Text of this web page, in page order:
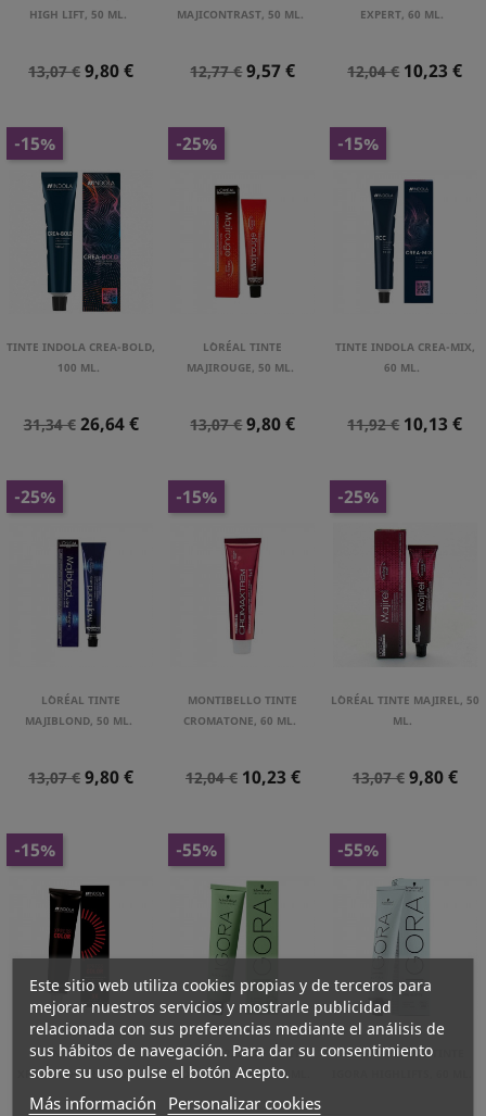
HIGH LIFT, 50 ML.
Precio
13,07 € Precio
9,80 €
MAJICONTRAST, 50 ML.
Precio
12,77 €Precio
9,57 €
EXPERT, 60 ML.
Precio
12,04 € Precio
10,23 €
TINTE INDOLA CREA-BOLD,
100 ML.
Precio
31,34 € Precio
26,64 €
-15%
L´ORÉAL TINTE
MAJIROUGE, 50 ML.
Precio
13,07 €Precio
9,80 €
-25%
TINTE INDOLA CREA-MIX,
60 ML.
Precio
11,92 € Precio
10,13 €
-15%
L´ORÉAL TINTE
MAJIBLOND, 50 ML.
Precio
13,07 € Precio
9,80 €
-25%
MONTIBELLO TINTE
CROMATONE, 60 ML.
Precio
12,04 € Precio
10,23 €
-15%
L´ORÉAL TINTE MAJIREL, 50
ML.
Precio
13,07 € Precio
9,80 €
-25%
TINTE INDOLA
XPRESSCOLOR, 60 ML.
-15%
SCHWARZKOPF TINTE
IGORA ZERO AMM, 60 ML.
-55%
SCHWARZKOPF TINTE
-55%
Este sitio web utiliza cookies propias y de terceros para
mejorar nuestros servicios y mostrarle publicidad
relacionada con sus preferencias mediante el análisis de
sus hábitos de navegación. Para dar su consentimiento
sobre su uso pulse el botón Acepto.
Más información Personalizar cookies